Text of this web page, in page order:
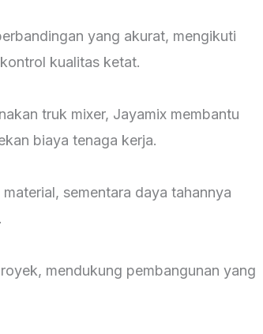
yang akurat, mengikuti
kualitas ketat.
truk mixer, Jayamix membantu
biaya tenaga kerja.
sementara daya tahannya
mendukung pembangunan yang